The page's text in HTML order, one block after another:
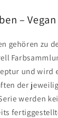
–
gehören zu
und wird
der
werden